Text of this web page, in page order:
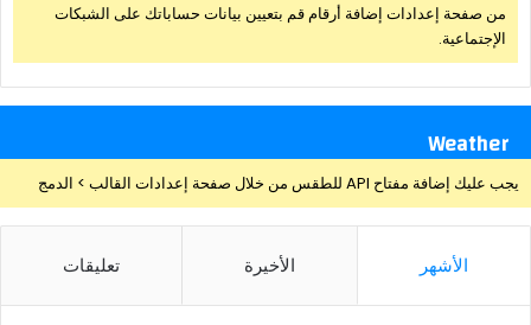
من صفحة إعدادات إضافة أرقام قم بتعيين بيانات حساباتك على الشبكات
الإجتماعية.
Weather
يجب عليك إضافة مفتاح API للطقس من خلال صفحة إعدادات القالب > الدمج
الأشهر الأخيرة تعليقات